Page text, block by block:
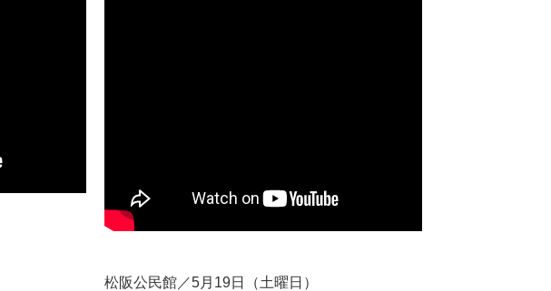
松阪公民館／5月19日（土曜日）